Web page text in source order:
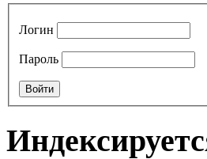
Логин
Пароль